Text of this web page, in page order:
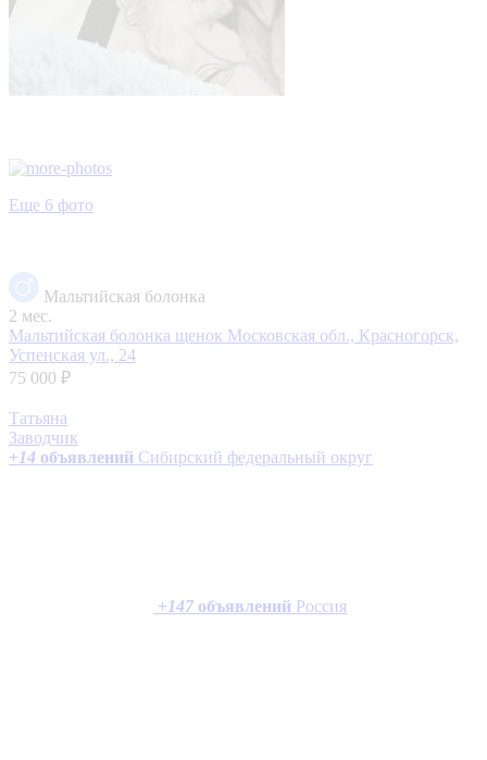
Еще 6 фото
Мальтийская болонка
2 мес.
Мальтийская болонка щенок Московская обл., Красногорск,
Успенская ул., 24
75 000 ₽
Татьяна
Заводчик
+14 объявлений Сибирский федеральный округ
+147 объявлений Россия